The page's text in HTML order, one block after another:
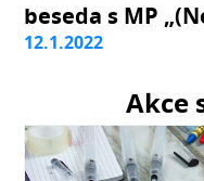
beseda s MP
12.1.2022
Akce